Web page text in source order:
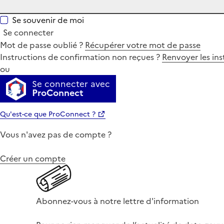
Se souvenir de moi
Se connecter
Mot de passe oublié ? Récupérer votre mot de passe
Instructions de confirmation non reçues ? Renvoyer les
ou
Se connecter avec
ProConnect
Qu'est-ce que ProConnect ?
Vous n'avez pas de compte ?
Créer un compte
Abonnez-vous à notre lettre d'information